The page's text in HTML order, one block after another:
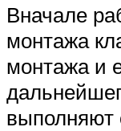
Вначале
монтажа
монтажа и
выполняют